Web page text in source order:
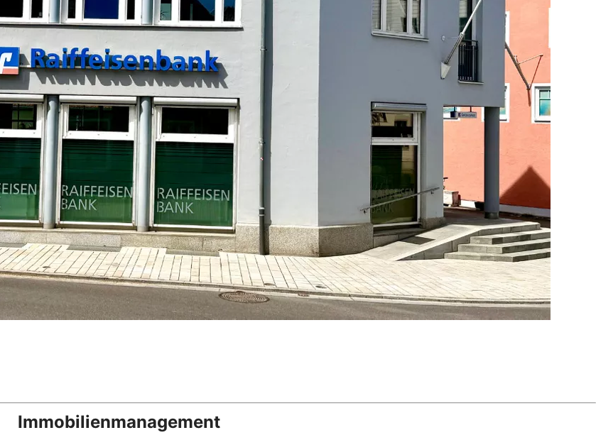
Immobilienmanagement